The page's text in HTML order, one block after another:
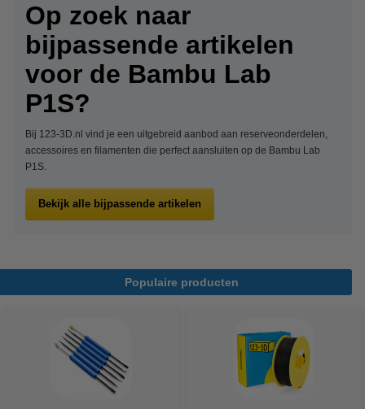
Op zoek naar
bijpassende artikelen
voor de Bambu Lab
P1S?
Bij 123-3D.nl vind je een uitgebreid aanbod aan reserveonderdelen,
accessoires en filamenten die perfect aansluiten op de Bambu Lab
P1S.
Bekijk alle bijpassende artikelen
Populaire producten